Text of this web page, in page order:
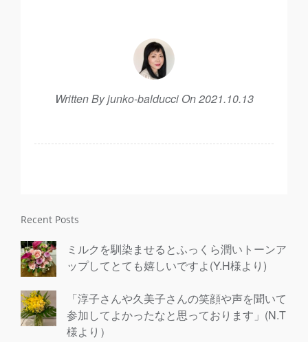
Written By junko-balducci On 2021.10.13
Recent Posts
ミルクを馴染ませるとふっくら潤いトーンア
ップしてとても嬉しいですよ(Y.H様より)
「淳子さんや久美子さんの笑顔や声を聞いて
参加してよかったなと思っております」(N.T
様より）